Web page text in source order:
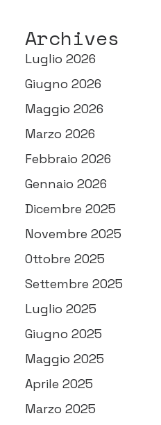
Archives
Luglio 2026
Giugno 2026
Maggio 2026
Marzo 2026
Febbraio 2026
Gennaio 2026
Dicembre 2025
Novembre 2025
Ottobre 2025
Settembre 2025
Luglio 2025
Giugno 2025
Maggio 2025
Aprile 2025
Marzo 2025